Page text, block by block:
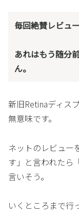
毎回絶賛レビュ
あれはもう随分
ん。
新旧Retinaディス
無意味です。
ネットのレビュー
す」と言われたら
言いそう。
いくところまで行